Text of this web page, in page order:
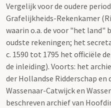
Vergelijk voor de oudere
Grafelijkheids-Rekenkamer
waarin o.a. de voor "het land"
oudste rekeningen; het
c. 1590 tot 1795 het officiële
de inleiding). Voorts: het
der Hollandse Ridderschap en
Wassenaar-Catwijck en
beschreven archief van